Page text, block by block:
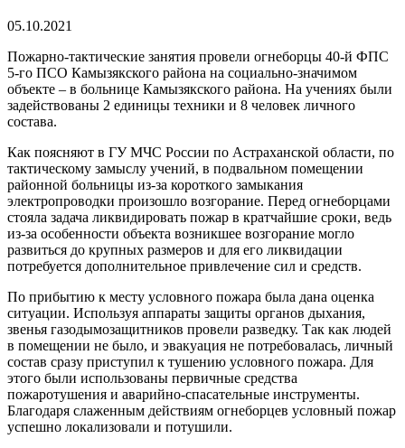
05.10.2021
Пожарно-тактические занятия провели огнеборцы 40-й ФПС
5-го ПСО Камызякского района на социально-значимом
объекте – в больнице Камызякского района. На учениях были
задействованы 2 единицы техники и 8 человек личного
состава.
Как поясняют в ГУ МЧС России по Астраханской области, по
тактическому замыслу учений, в подвальном помещении
районной больницы из-за короткого замыкания
электропроводки произошло возгорание. Перед огнеборцами
стояла задача ликвидировать пожар в кратчайшие сроки, ведь
из-за особенности объекта возникшее возгорание могло
развиться до крупных размеров и для его ликвидации
потребуется дополнительное привлечение сил и средств.
По прибытию к месту условного пожара была дана оценка
ситуации. Используя аппараты защиты органов дыхания,
звенья газодымозащитников провели разведку. Так как людей
в помещении не было, и эвакуация не потребовалась, личный
состав сразу приступил к тушению условного пожара. Для
этого были использованы первичные средства
пожаротушения и аварийно-спасательные инструменты.
Благодаря слаженным действиям огнеборцев условный пожар
успешно локализовали и потушили.